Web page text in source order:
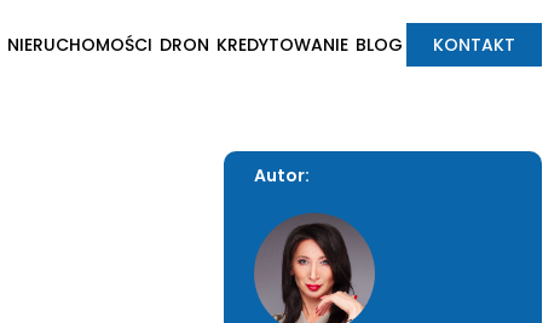
NIERUCHOMOŚCI DRON KREDYTOWANIE BLOG KONTAKT
Autor: